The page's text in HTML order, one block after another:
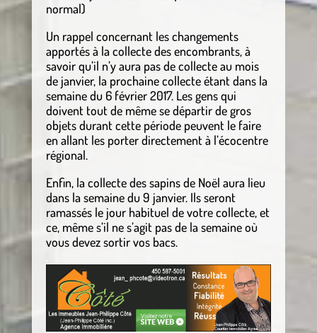
normal)
Un rappel concernant les changements
apportés à la collecte des encombrants, à
savoir qu’il n’y aura pas de collecte au mois
de janvier, la prochaine collecte étant dans la
semaine du 6 février 2017. Les gens qui
doivent tout de même se départir de gros
objets durant cette période peuvent le faire
en allant les porter directement à l’écocentre
régional.
Enfin, la collecte des sapins de Noël aura lieu
dans la semaine du 9 janvier. Ils seront
ramassés le jour habituel de votre collecte, et
ce, même s’il ne s’agit pas de la semaine où
vous devez sortir vos bacs.